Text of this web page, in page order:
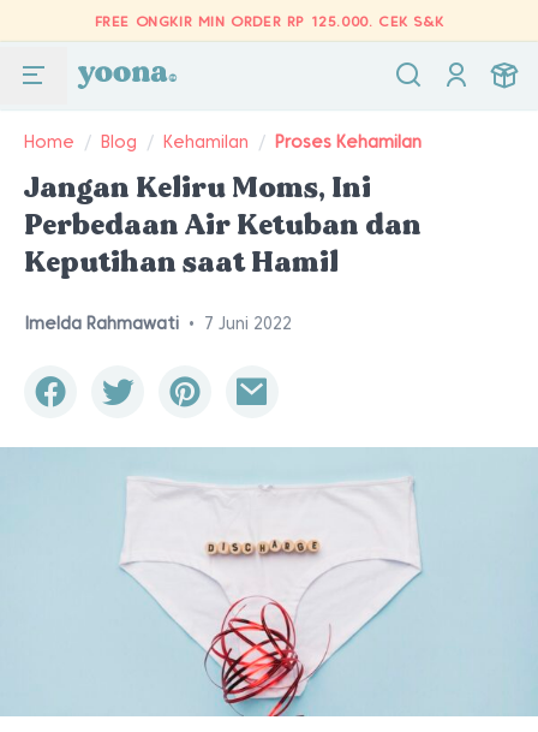
FREE ONGKIR MIN ORDER RP 125.000. CEK S&K
Home / Blog / Kehamilan / Proses Kehamilan
Jangan Keliru Moms, Ini
Perbedaan Air Ketuban dan
Keputihan saat Hamil
Imelda Rahmawati • 7 Juni 2022